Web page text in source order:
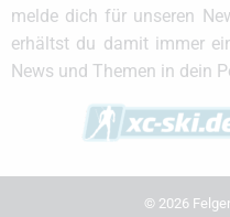
melde dich für unseren
erhältst du damit immer
News und Themen in dein
© 2026